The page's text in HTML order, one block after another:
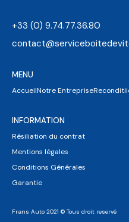
+33 (0) 9.74.77.36.80
MENU
AccueilNotre Entreprise
INFORMATION
Résiliation du contrat
Mentions légales
Conditions Générales
Garantie
Frans Auto 2021 © Tous droit reservé